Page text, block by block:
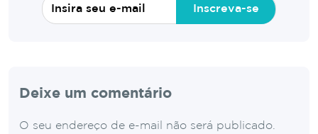
Inscreva-se
Deixe um comentário
O seu endereço de e-mail não será publicado.